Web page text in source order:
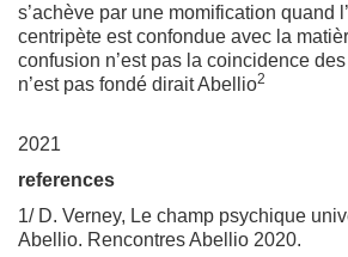
s’achève par une momification quand
centripète est confondue avec la
confusion n’est pas la coincidence
n’est pas fondé dirait Abellio2
2021
references
1/ D. Verney, Le champ psychique
Abellio. Rencontres Abellio 2020.